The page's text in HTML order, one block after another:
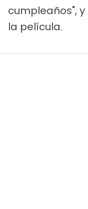
cumpleaños",
la película.